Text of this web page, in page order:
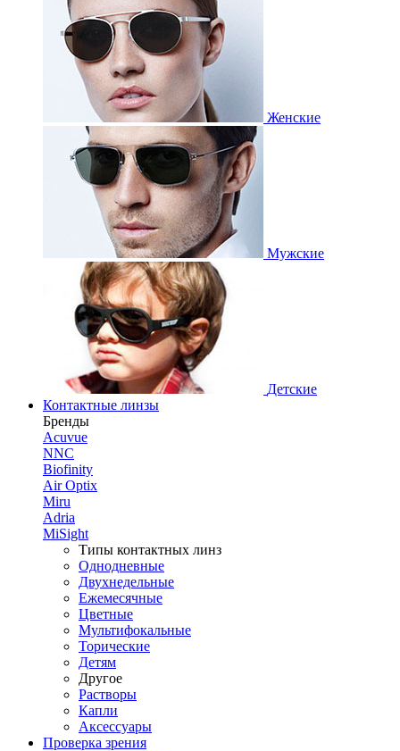
Женские
Мужские
Детские
Контактные линзы
Бренды
Acuvue
NNC
Biofinity
Air Optix
Miru
Adria
MiSight
Типы контактных линз
Однодневные
Двухнедельные
Ежемесячные
Цветные
Мультифокальные
Торические
Детям
Другое
Растворы
Капли
Аксессуары
Проверка зрения